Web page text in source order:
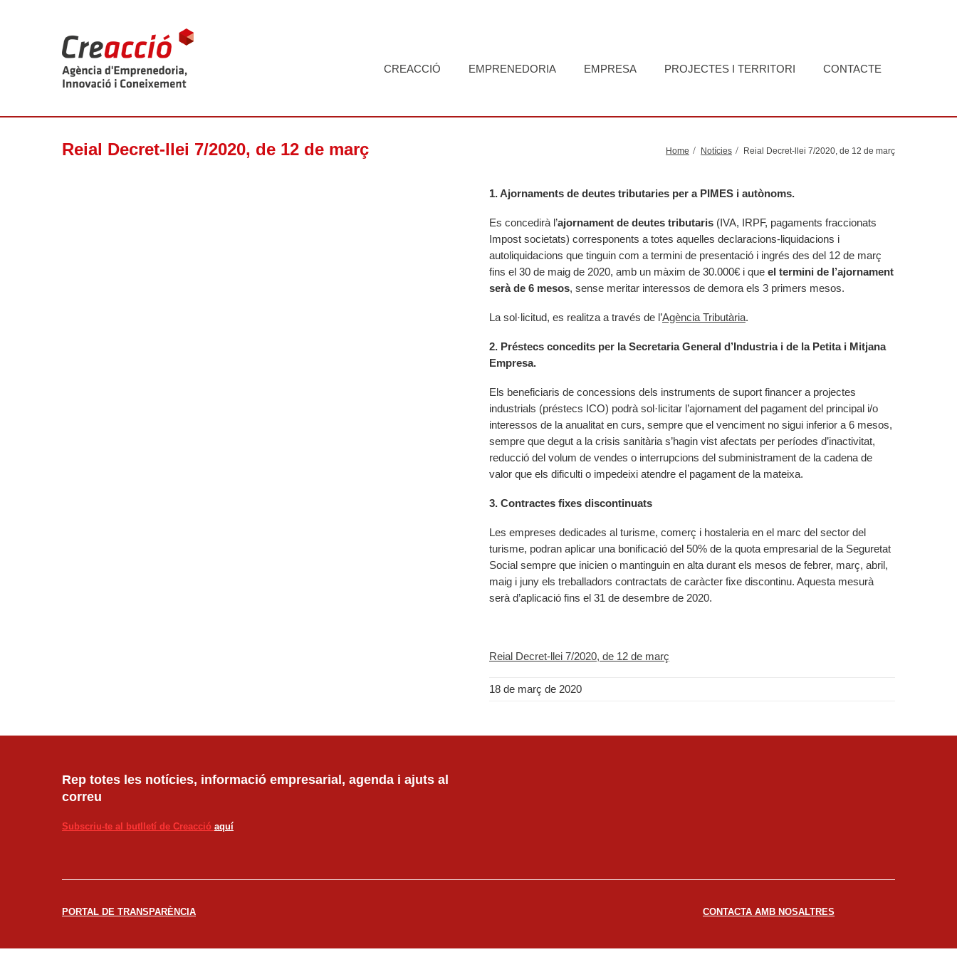
CREACCIÓ EMPRENEDORIA EMPRESA PROJECTES I TERRITORI CONTACTE
Reial Decret-llei 7/2020, de 12 de març Home Notícies Reial Decret-llei 7/2020, de 12 de març
1. Ajornaments de deutes tributaries per a PIMES i autònoms.
Es concedirà l’ajornament de deutes tributaris (IVA, IRPF, pagaments fraccionats
Impost societats) corresponents a totes aquelles declaracions-liquidacions i
autoliquidacions que tinguin com a termini de presentació i ingrés des del 12 de març
fins el 30 de maig de 2020, amb un màxim de 30.000€ i que el termini de l’ajornament
serà de 6 mesos, sense meritar interessos de demora els 3 primers mesos.
La sol·licitud, es realitza a través de l’Agència Tributària.
2. Préstecs concedits per la Secretaria General d’Industria i de la Petita i Mitjana
Empresa.
Els beneficiaris de concessions dels instruments de suport financer a projectes
industrials (préstecs ICO) podrà sol·licitar l’ajornament del pagament del principal i/o
interessos de la anualitat en curs, sempre que el venciment no sigui inferior a 6 mesos,
sempre que degut a la crisis sanitària s’hagin vist afectats per períodes d’inactivitat,
reducció del volum de vendes o interrupcions del subministrament de la cadena de
valor que els dificulti o impedeixi atendre el pagament de la mateixa.
3. Contractes fixes discontinuats
Les empreses dedicades al turisme, comerç i hostaleria en el marc del sector del
turisme, podran aplicar una bonificació del 50% de la quota empresarial de la Seguretat
Social sempre que inicien o mantinguin en alta durant els mesos de febrer, març, abril,
maig i juny els treballadors contractats de caràcter fixe discontinu. Aquesta mesurà
serà d’aplicació fins el 31 de desembre de 2020.
Reial Decret-llei 7/2020, de 12 de març
18 de març de 2020
Rep totes les notícies, informació empresarial, agenda i ajuts al
correu
Subscriu-te al butlletí de Creacció aquí
PORTAL DE TRANSPARÈNCIA CONTACTA AMB NOSALTRES